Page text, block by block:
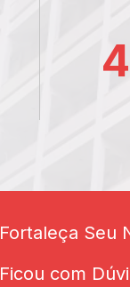
Fortaleça Seu
Ficou com